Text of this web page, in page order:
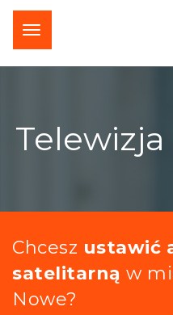
Chcesz ustawić
satelitarną w
Nowe?